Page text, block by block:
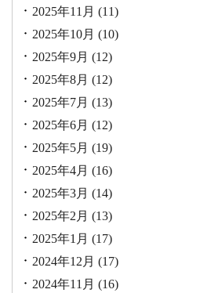
2025年11月 (11)
2025年10月 (10)
2025年9月 (12)
2025年8月 (12)
2025年7月 (13)
2025年6月 (12)
2025年5月 (19)
2025年4月 (16)
2025年3月 (14)
2025年2月 (13)
2025年1月 (17)
2024年12月 (17)
2024年11月 (16)